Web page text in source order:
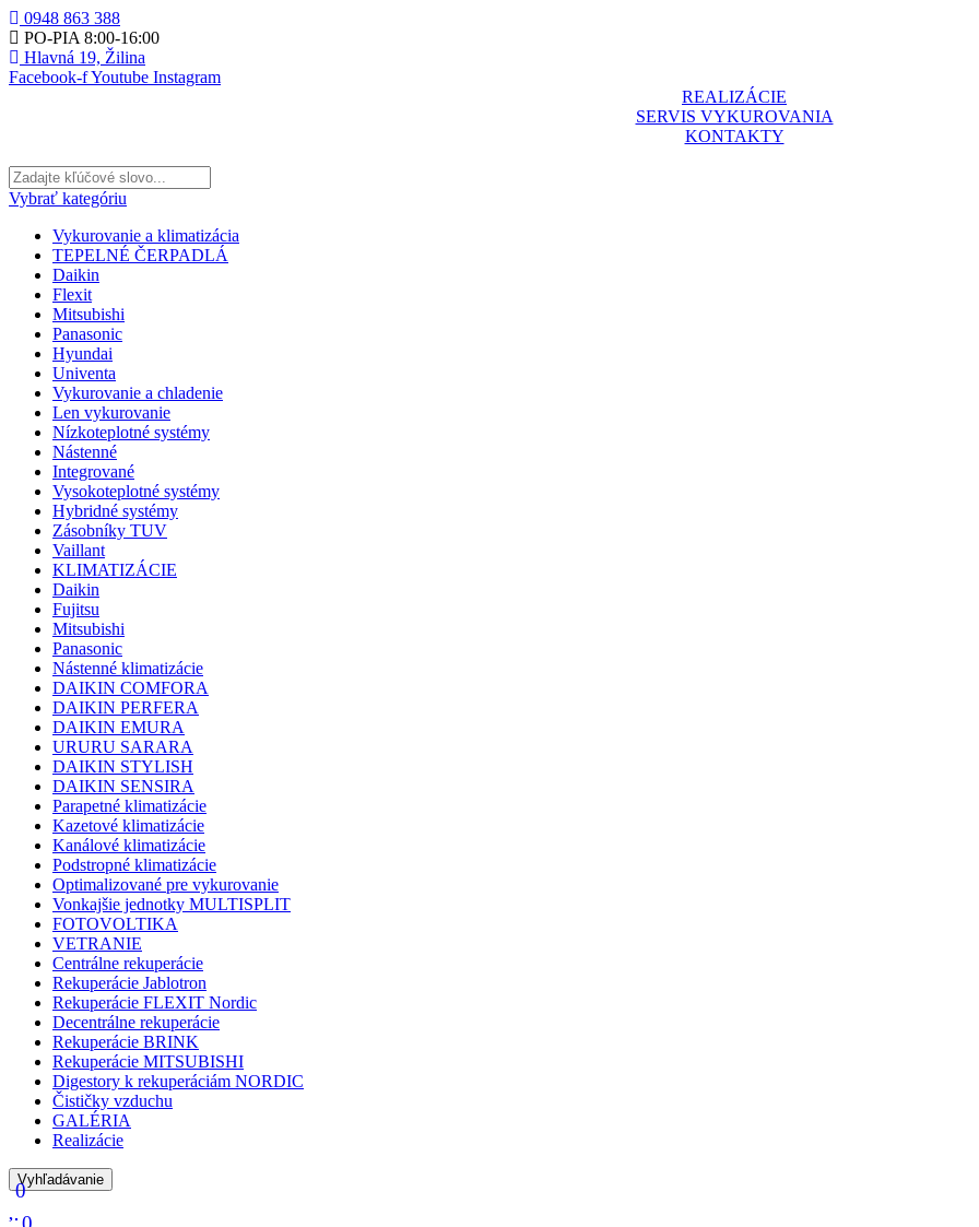
0948 863 388
PO-PIA 8:00-16:00
Hlavná 19, Žilina
Facebook-fYoutube Instagram
REALIZÁCIE
SERVIS VYKUROVANIA
KONTAKTY
Vybrať kategóriu
Vykurovanie a klimatizácia
TEPELNÉ ČERPADLÁ
Daikin
Flexit
Mitsubishi
Panasonic
Hyundai
Univenta
Vykurovanie a chladenie
Len vykurovanie
Nízkoteplotné systémy
Nástenné
Integrované
Vysokoteplotné systémy
Hybridné systémy
Zásobníky TUV
Vaillant
KLIMATIZÁCIE
Daikin
Fujitsu
Mitsubishi
Panasonic
Nástenné klimatizácie
DAIKIN COMFORA
DAIKIN PERFERA
DAIKIN EMURA
URURU SARARA
DAIKIN STYLISH
DAIKIN SENSIRA
Parapetné klimatizácie
Kazetové klimatizácie
Kanálové klimatizácie
Podstropné klimatizácie
Optimalizované pre vykurovanie
Vonkajšie jednotky MULTISPLIT
FOTOVOLTIKA
VETRANIE
Centrálne rekuperácie
Rekuperácie Jablotron
Rekuperácie FLEXIT Nordic
Decentrálne rekuperácie
Rekuperácie BRINK
Rekuperácie MITSUBISHI
Digestory k rekuperáciám NORDIC
Čističky vzduchu
GALÉRIA
Realizácie
Vyhľadávanie
0